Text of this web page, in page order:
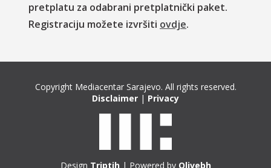
pretplatu za odabrani pretplatnički paket.
Registraciju možete izvršiti ovdje.
Copyright Mediacentar Sarajevo. All rights reserved.
Disclaimer | Privacy
Design Triptih| Powered by Olivebh